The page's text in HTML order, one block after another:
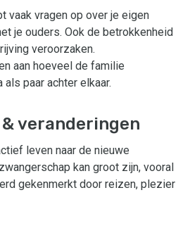
vaak vragen op over je eigen
je ouders. Ook de betrokkenheid
veroorzaken.
aan hoeveel de familie
als paar achter elkaar.
veranderingen
leven naar de nieuwe
kan groot zijn, vooral
gekenmerkt door reizen, plezier